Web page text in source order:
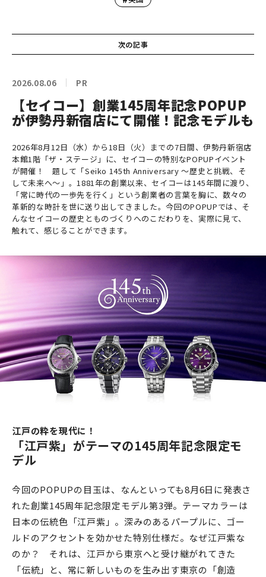
次の記事
2026.08.06 PR
【セイコー】創業145周年記念POPUP
が伊勢丹新宿店にて開催！記念モデルも
2026年8月12日（水）から18日（火）までの7日間、伊勢丹新宿店
本館1階「ザ・ステージ」に、セイコーの特別なPOPUPイベント
が開催！ 題して「Seiko 145th Anniversary ～歴史と挑戦、そ
して未来へ～」。1881年の創業以来、セイコーは145年間に渡り、
「常に時代の一歩先を行く」という創業者の言葉を胸に、数々の
革新的な時計を世に送り出してきました。今回のPOPUPでは、そ
んなセイコーの歴史とものづくりへのこだわりを、実際に見て、
触れて、感じることができます。
江戸の粋を現代に！
「江戸紫」がテーマの145周年記念限定モ
デル
今回のPOPUPの目玉は、なんといっても8月6日に発表さ
れた創業145周年記念限定モデル第3弾。テーマカラーは
日本の伝統色「江戸紫」。深みのあるパープルに、ゴー
ルドのアクセントを効かせた特別仕様だ。なぜ江戸紫な
のか？ それは、江戸から東京へと受け継がれてきた
「伝統」と、常に新しいものを生み出す東京の「創造